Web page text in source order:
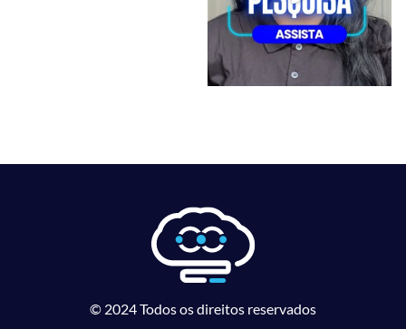
© 2024 Todos os direitos reservados